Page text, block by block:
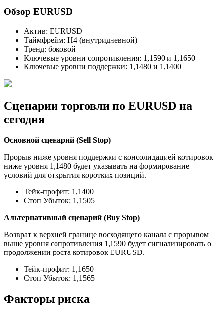
Обзор EURUSD
Актив: EURUSD
Таймфрейм: H4 (внутридневной)
Тренд: боковой
Ключевые уровни сопротивления: 1,1590 и 1,1650
Ключевые уровни поддержки: 1,1480 и 1,1400
Сценарии торговли по EURUSD на
сегодня
Основной сценарий (Sell Stop)
Прорыв ниже уровня поддержки с консолидацией котировок
ниже уровня 1,1480 будет указывать на формирование
условий для открытия коротких позиций.
Тейк-профит: 1,1400
Стоп Убыток: 1,1505
Альтернативный сценарий (Buy Stop)
Возврат к верхней границе восходящего канала с прорывом
выше уровня сопротивления 1,1590 будет сигнализировать о
продолжении роста котировок EURUSD.
Тейк-профит: 1,1650
Стоп Убыток: 1,1565
Факторы риска